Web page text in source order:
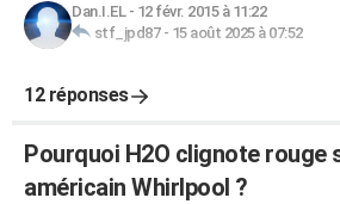
Dan.I.EL- 12 févr. 2015 à 11:22
stf_jpd87- 15 août 2025 à 07:52
12 réponses
Pourquoi H2O clignote rouge
américain Whirlpool ?